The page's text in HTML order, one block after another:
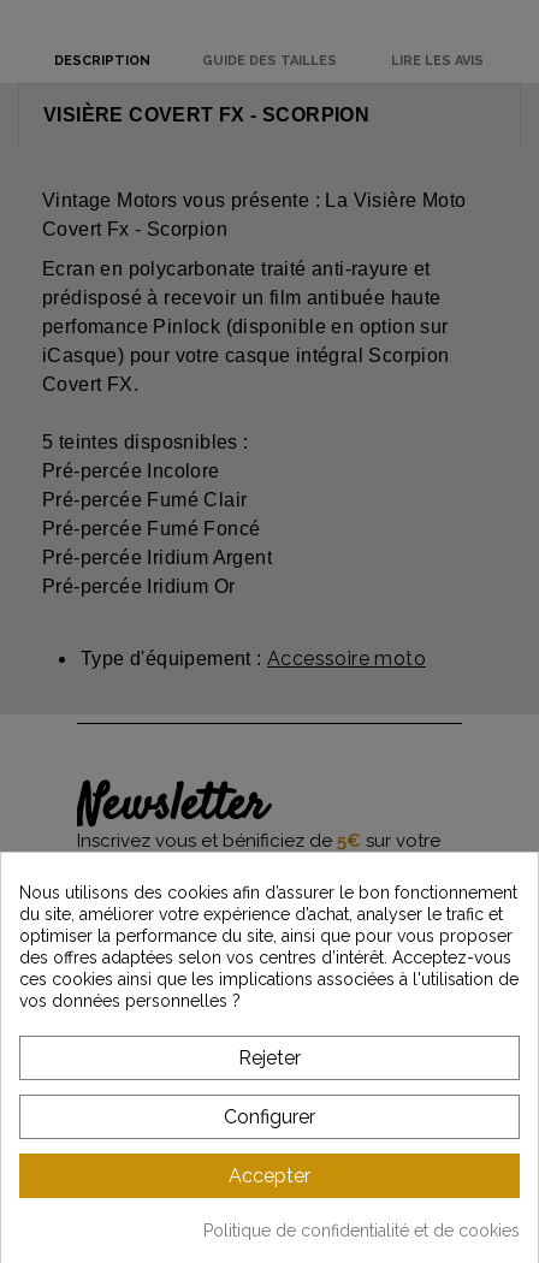
DESCRIPTION GUIDE DES TAILLES LIRE LES AVIS
VISIÈRE COVERT FX - SCORPION
Vintage Motors vous présente : La Visière Moto
Covert Fx - Scorpion
Ecran en polycarbonate traité anti-rayure et
prédisposé à recevoir un film antibuée haute
perfomance Pinlock (disponible en option sur
iCasque) pour votre casque intégral Scorpion
Covert FX.
5 teintes disposnibles :
Pré-percée Incolore
Pré-percée Fumé Clair
Pré-percée Fumé Foncé
Pré-percée Iridium Argent
Pré-percée Iridium Or
Type d'équipement : Accessoire moto
Newsletter
Inscrivez vous et bénificiez de 5€ sur votre
et restez informés des dernières nouveautés
Vintage Motors
*Dès 99€ d'achat. En vous abonnant à notre newsletter, vous reconnaissez avoir pris
l'acceptez.
A PROPOS DE VINTAGE
SERVICE CLIENT
Gestion des données
Nous utilisons des cookies afin d’assurer le bon fonctionnement
du site, améliorer votre expérience d’achat, analyser le trafic et
optimiser la performance du site, ainsi que pour vous proposer
des offres adaptées selon vos centres d’intérêt. Acceptez-vous
ces cookies ainsi que les implications associées à l'utilisation de
vos données personnelles ?
Rejeter
Configurer
Accepter
Politique de confidentialité et de cookies